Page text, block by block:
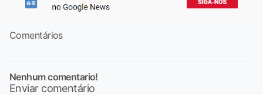
Comentários
Nenhum comentario!
Enviar comentário